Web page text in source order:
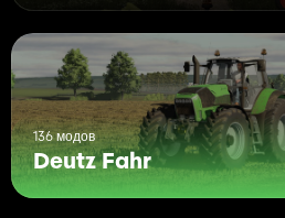
136 модов
Deutz Fahr